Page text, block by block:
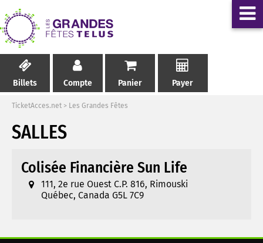
Billets Compte Panier Payer
TicketAcces.net > Les Grandes Fêtes
SALLES
Colisée Financière Sun Life
111, 2e rue Ouest C.P. 816, Rimouski
Québec, Canada G5L 7C9